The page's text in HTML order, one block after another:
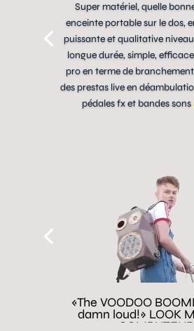
Super matériel, quelle
enceinte portable sur le dos,
puissante et qualitative
longue durée, simple,
pro en terme de
des prestas live en
pédales fx et bandes sons
«The VOODOO
damn loud!» LOOK
COMPUTEUR